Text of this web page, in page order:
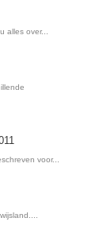
alles over...
voor...